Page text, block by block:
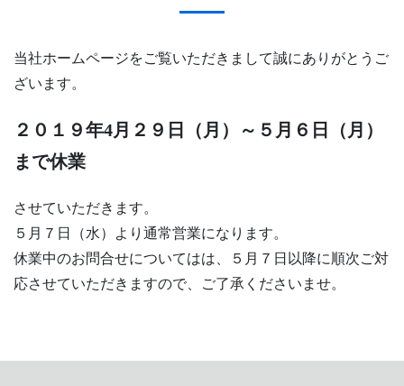
当社ホームページをご覧いただきまして誠にありがとうご
ざいます。
２０１９年4月２９日（月）～５月６日（月）
まで休業
させていただきます。
５月７日（水）より通常営業になります。
休業中のお問合せについてはは、５月７日以降に順次ご対
応させていただきますので、ご了承くださいませ。